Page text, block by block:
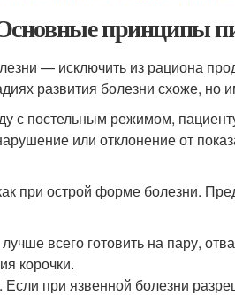
принципы
— исключить из рациона
развития болезни схоже, но
с постельным режимом,
или отклонение от
при острой форме болезни.
всего готовить на пару,
корочки.
при язвенной болезни